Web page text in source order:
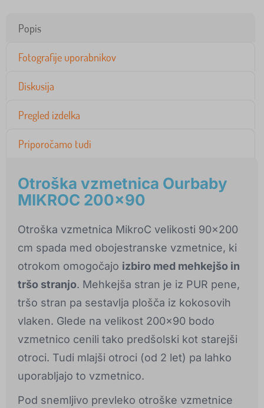
Popis
Fotografije uporabnikov
Diskusija
Pregled izdelka
Priporočamo tudi
Otroška vzmetnica Ourbaby
MIKROC 200x90
Otroška vzmetnica MikroC velikosti 90x200
cm spada med obojestranske vzmetnice, ki
otrokom omogočajo izbiro med mehkejšo in
tršo stranjo. Mehkejša stran je iz PUR pene,
tršo stran pa sestavlja plošča iz kokosovih
vlaken. Glede na velikost 200x90 bodo
vzmetnico cenili tako predšolski kot starejši
otroci. Tudi mlajši otroci (od 2 let) pa lahko
uporabljajo to vzmetnico.
Pod snemljivo prevleko otroške vzmetnice